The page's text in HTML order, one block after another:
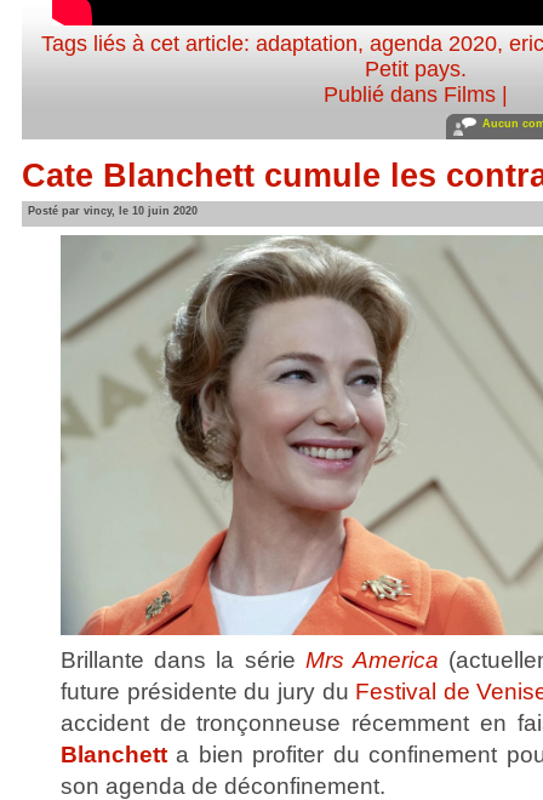
Tags liés à cet article: adaptation, agenda 2020,
Petit pays.
Publié dans Films
Aucun
Cate Blanchett cumule les
Posté par vincy, le 10 juin 2020
Brillante dans la série Mrs America
future présidente du jury du Festival de
accident de tronçonneuse récemment en
Blanchett a bien profiter du confinement
son agenda de déconfinement.